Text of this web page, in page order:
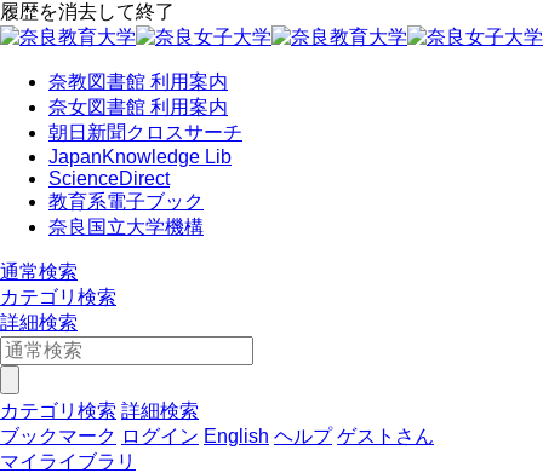
履歴を消去して終了
奈教図書館 利用案内
奈女図書館 利用案内
朝日新聞クロスサーチ
JapanKnowledge Lib
ScienceDirect
教育系電子ブック
奈良国立大学機構
通常検索
カテゴリ検索
詳細検索
カテゴリ検索 詳細検索
ブックマーク ログイン English ヘルプ ゲストさん
マイライブラリ